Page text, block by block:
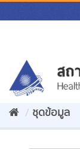
Skip
to
ชุดข้อมูล